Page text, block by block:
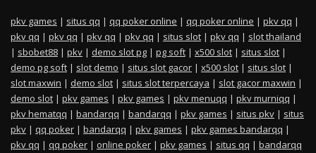
pkv games | situs qq | qq poker online | qq poker online | pkv qq |
pkv qq | pkv qq | pkv qq | pkv qq | situs slot | pkv qq | slot thailand
| sbobet88 | pkv | demo slot pg | pg soft | x500 slot | situs slot |
demo pg soft | slot demo | situs slot gacor | x500 slot | situs slot |
slot maxwin | demo slot | situs slot terpercaya | slot gacor maxwin |
demo slot | pkv games | pkv games | pkv menuqq | pkv murniqq |
pkv hematqq | bandarqq | bandarqq | pkv games | situs pkv | situs
pkv | qq poker | bandarqq | pkv games | pkv games bandarqq |
pkv qq | qq poker | online poker | pkv games | situs qq | bandarqq